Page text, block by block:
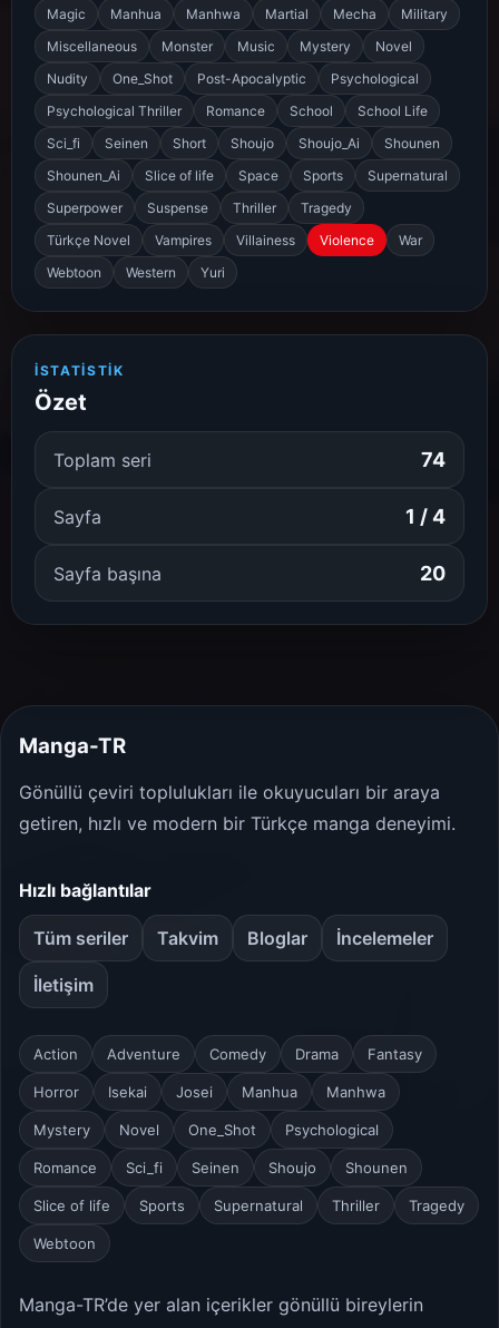
Magic
Manhua Manhwa Martial Mecha
Military
Miscellaneous
Monster Music Mystery
Novel
Nudity
One_Shot Post-Apocalyptic
Psychological
Psychological Thriller
Romance School
School Life
Sci_fi
Seinen Short Shoujo Shoujo_Ai
Shounen
Shounen_Ai
Slice of life Space Sports
Supernatural
Superpower
Suspense Thriller
Tragedy
Türkçe Novel
Vampires Villainess Violence
War
Webtoon
Western Yuri
İSTATISTIK
Özet
Toplam seri 74
Sayfa 1 / 4
Sayfa başına 20
Manga-TR
Gönüllü çeviri toplulukları ile okuyucuları bir araya
getiren, hızlı ve modern bir Türkçe manga deneyimi.
Hızlı bağlantılar
Tüm seriler Takvim Bloglar İncelemeler
İletişim
Action Adventure Comedy Drama Fantasy
Horror Isekai Josei Manhua Manhwa
Mystery Novel One_Shot Psychological
Romance Sci_fi Seinen Shoujo Shounen
Slice of life Sports Supernatural Thriller Tragedy
Webtoon
Manga-TR’de yer alan içerikler gönüllü bireylerin